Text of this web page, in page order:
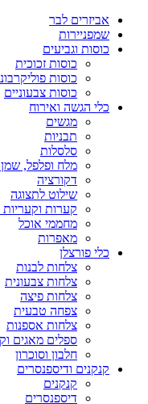
אביזרים לבר
שמפניירות
כוסות וגביעים
כוסות זכוכית
כוסות
כוסות צבעוניים
כלי הגשה ואירוח
מגשים
תבניות
סלסלות
מלח ופלפל, שמן
דקורציה
שילוט לתצוגה
קערות
מחממי אוכל
מאפרות
כלי פורצלן
צלחות לבנות
צלחות צבעונית
צלחות פיצה
צפחה טבעית
צלחות אספנות
ספלים מאגים
חלבון וסוכרון
קנקנים ודיספנסרים
קנקנים
דיספנסרים